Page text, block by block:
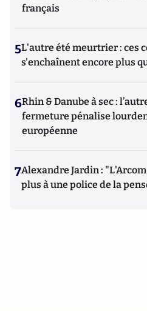
français
5L'autre été meurtrier : ces
s'enchaînent encore plus
6Rhin & Danube à sec :
fermeture pénalise
européenne
7Alexandre Jardin :
plus à une police de la